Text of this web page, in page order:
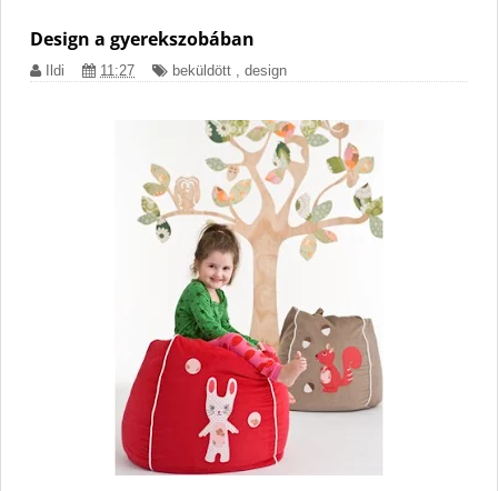
Design a gyerekszobában
Ildi 11:27 beküldött , design